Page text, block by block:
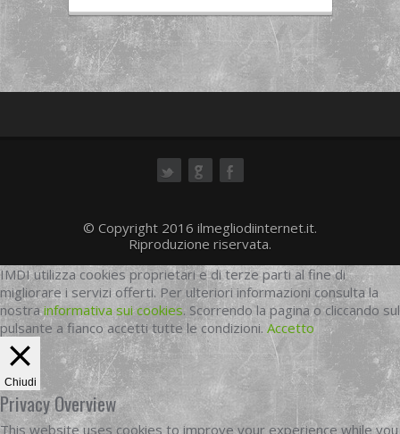
© Copyright 2016 ilmegliodiinternet.it.
Riproduzione riservata.
IMDI utilizza cookies proprietari e di terze parti al fine di
migliorare i servizi offerti. Per ulteriori informazioni consulta la
nostrainformativa sui cookies. Scorrendo la pagina o cliccando sul
pulsante a fianco accetti tutte le condizioni. Accetto
Chiudi
Privacy Overview
This website uses cookies to improve your experience while you